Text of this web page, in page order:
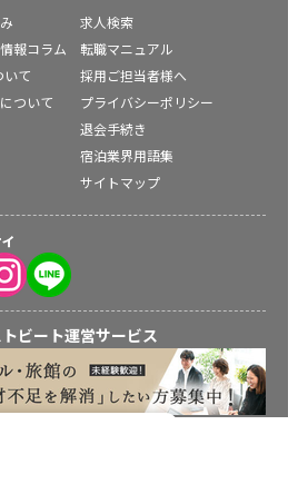
求人検索
報コラム
転職マニュアル
いて
採用ご担当者様へ
ついて
プライバシーポリシー
退会手続き
宿泊業界用語集
サイトマップ
ビート運営サービス